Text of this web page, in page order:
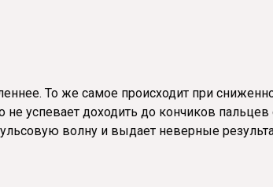
То же самое происходит при
успевает доходить до кончиков пальцев
волну и выдает неверные